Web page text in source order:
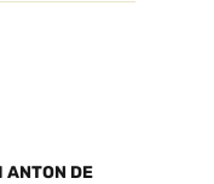
ANTON DE